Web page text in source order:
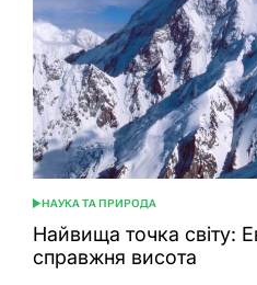
ОПУБЛІКУВАТИ
У
НАУКА ТА ПРИРОДА
Найвища точка світу:
справжня висота